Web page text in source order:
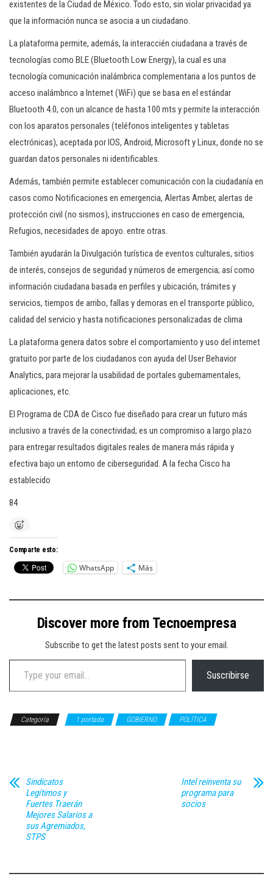
existentes de Ia Ciudad de México. Todo esto, sin violar privacidad ya
que Ia información nunca se asocia a un ciudadano.
La plataforma permite, además, Ia interaccién ciudadana a través de
tecnologías como BLE (Bluetooth Low Energy), la cual es una
tecnología comunicación inalámbrica complementaria a los puntos de
acceso inalámbrico a Internet (WiFi) que se basa en el estándar
Bluetooth 4.0, con un alcance de hasta 100 mts y permite Ia interacción
con los aparatos personales (teléfonos inteligentes y tabletas
electrónicas), aceptada por lOS, Android, Microsoft y Linux, donde no se
guardan datos personales ni identificables.
Además, también permite establecer comunicación con la ciudadanía en
casos como Notificaciones en emergencia, Alertas Amber, alertas de
protección civil (no sismos), instrucciones en caso de emergencia,
Refugios, necesidades de apoyo. entre otras.
También ayudarán la Divulgación turística de eventos culturales, sitios
de interés, consejos de seguridad y números de emergencia; así como
información ciudadana basada en perfiles y ubicación, trámites y
servicios, tiempos de arribo, fallas y demoras en el transporte público,
calidad del servicio y hasta notificaciones personalizadas de clima
La plataforma genera datos sobre el comportamiento y uso del internet
gratuito por parte de los ciudadanos con ayuda del User Behavior
Analytics, para mejorar la usabilidad de portales gubernamentales,
aplicaciones, etc.
El Programa de CDA de Cisco fue diseñado para crear un futuro más
inclusivo a través de la conectividad; es un compromiso a largo plazo
para entregar resultados digitales reales de manera más rápida y
efectiva bajo un entorno de ciberseguridad. A la fecha Cisco ha
establecido
84
Comparte esto:
WhatsApp Más
Discover more from Tecnoempresa
Subscribe to get the latest posts sent to your email.
Type your email…
Suscribirse
Categoría 1 portada GOBIERNO
POLÍTICA
Sindicatos
Legítimos y
Fuertes Traerán
Mejores Salarios a
sus Agremiados,
STPS
Intel reinventa su
programa para
socios